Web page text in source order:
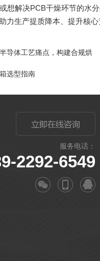
想解决PCB干燥环节的水
力生产提质降本、提升核
导体工艺痛点，构建合规烘
选型指南
服务电话：
2292-6549